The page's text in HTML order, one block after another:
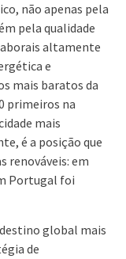
não apenas pela
pela qualidade
altamente
e
mais baratos da
primeiros na
mais
é a posição que
renováveis: em
Portugal foi
global mais
de